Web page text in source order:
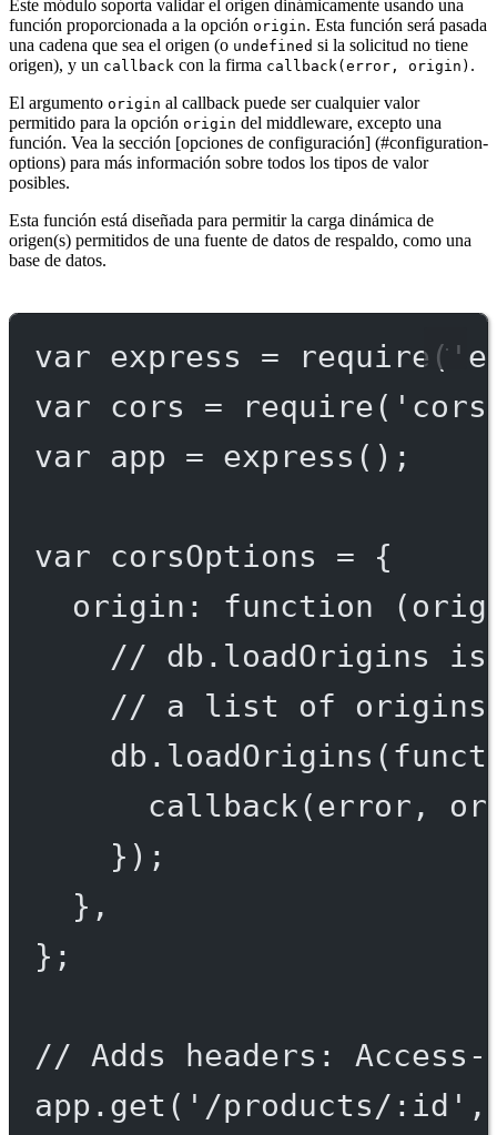
Este módulo soporta validar el origen dinámicamente usando una
función proporcionada a la opción origin. Esta función será pasada
una cadena que sea el origen (o undefined si la solicitud no tiene
origen), y un callback con la firma callback(error, origin) .
El argumento origin al callback puede ser cualquier valor
permitido para la opción origin del middleware, excepto una
función. Vea la sección [opciones de configuración] (#configuration-
options) para más información sobre todos los tipos de valor
posibles.
Esta función está diseñada para permitir la carga dinámica de
origen(s) permitidos de una fuente de datos de respaldo, como una
base de datos.
var express = require (
var cors = require(
var app = express ();
var corsOptions = {
origin : function (
// db.loadOrigins is
// a list of origins
db. loadOrigins (
callback(error,
});
},
};
// Adds headers:
app. get ( '/products/:id'